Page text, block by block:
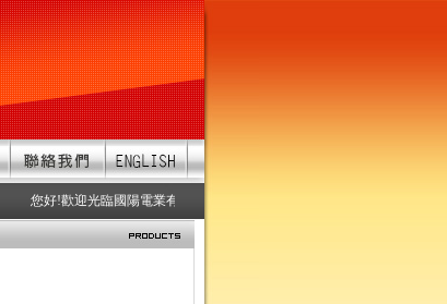
您好!歡迎光臨國陽電業有限公司 服務項目：防水連接器、防水接頭、